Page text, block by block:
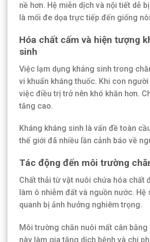
nề hơn. Hệ miễn dịch và nội tiết dễ
là mối đe dọa trực tiếp đến giống
Hóa chất cấm và hiện tượng
sinh
Việc lạm dụng kháng sinh trong
vi khuẩn kháng thuốc. Khi con
việc điều trị trở nên khó khăn hơn.
tăng cao.
Kháng kháng sinh là vấn đề toàn
thế giới đã nhiều lần cảnh báo về
Tác động đến môi trường
Chất thải từ vật nuôi chứa hóa chất
làm ô nhiễm đất và nguồn nước. Hệ
quanh bị ảnh hưởng nghiêm trọng.
Môi trường chăn nuôi mất cân bằng
này làm gia tăng dịch bệnh và chi